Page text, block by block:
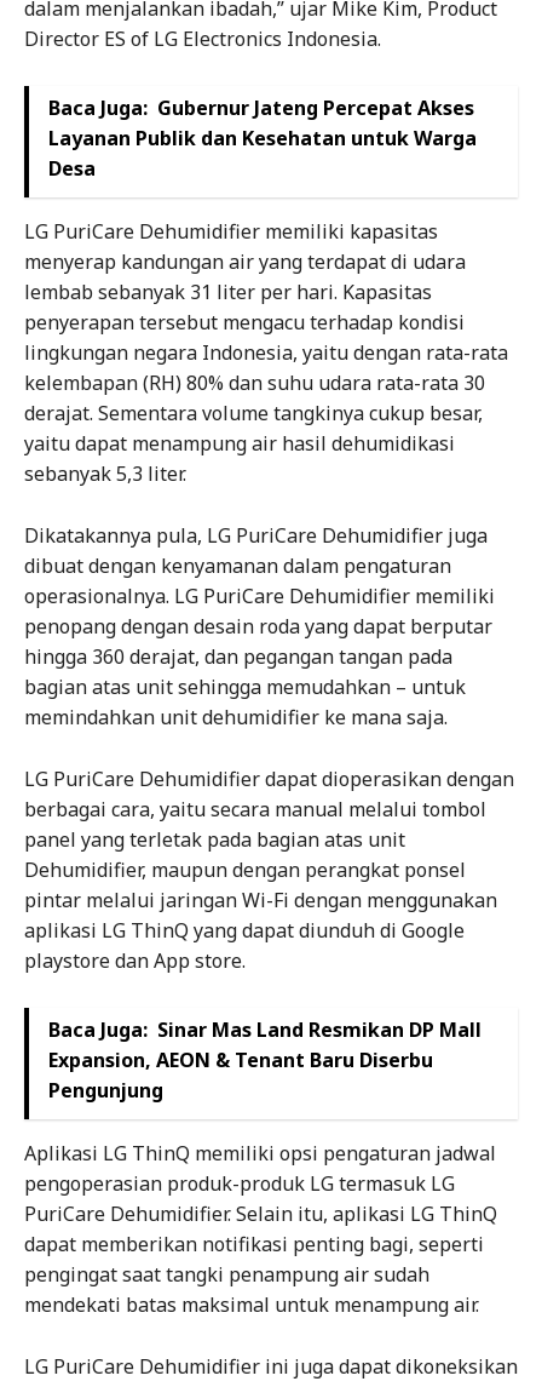
dalam menjalankan ibadah,” ujar Mike Kim, Product
Director ES of LG Electronics Indonesia.
Baca Juga: Gubernur Jateng Percepat Akses
Layanan Publik dan Kesehatan untuk Warga
Desa
LG PuriCare Dehumidifier memiliki kapasitas
menyerap kandungan air yang terdapat di udara
lembab sebanyak 31 liter per hari. Kapasitas
penyerapan tersebut mengacu terhadap kondisi
lingkungan negara Indonesia, yaitu dengan rata-rata
kelembapan (RH) 80% dan suhu udara rata-rata 30
derajat. Sementara volume tangkinya cukup besar,
yaitu dapat menampung air hasil dehumidikasi
sebanyak 5,3 liter.
Dikatakannya pula, LG PuriCare Dehumidifier juga
dibuat dengan kenyamanan dalam pengaturan
operasionalnya. LG PuriCare Dehumidifier memiliki
penopang dengan desain roda yang dapat berputar
hingga 360 derajat, dan pegangan tangan pada
bagian atas unit sehingga memudahkan – untuk
memindahkan unit dehumidifier ke mana saja.
LG PuriCare Dehumidifier dapat dioperasikan dengan
berbagai cara, yaitu secara manual melalui tombol
panel yang terletak pada bagian atas unit
Dehumidifier, maupun dengan perangkat ponsel
pintar melalui jaringan Wi-Fi dengan menggunakan
aplikasi LG ThinQ yang dapat diunduh di Google
playstore dan App store.
Baca Juga: Sinar Mas Land Resmikan DP Mall
Expansion, AEON & Tenant Baru Diserbu
Pengunjung
Aplikasi LG ThinQ memiliki opsi pengaturan jadwal
pengoperasian produk-produk LG termasuk LG
PuriCare Dehumidifier. Selain itu, aplikasi LG ThinQ
dapat memberikan notifikasi penting bagi, seperti
pengingat saat tangki penampung air sudah
mendekati batas maksimal untuk menampung air.
LG PuriCare Dehumidifier ini juga dapat dikoneksikan